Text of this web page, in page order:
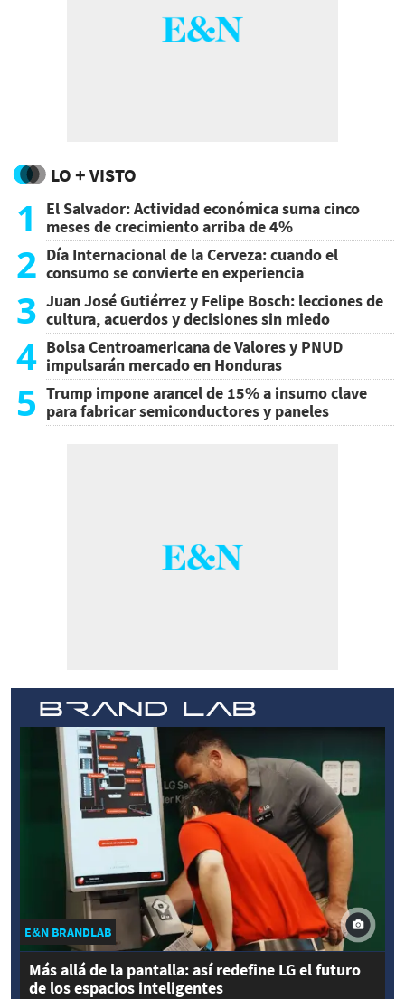
LO + VISTO
1
El Salvador: Actividad económica suma cinco
meses de crecimiento arriba de 4%
2 Día Internacional de la Cerveza: cuando el
consumo se convierte en experiencia
3 Juan José Gutiérrez y Felipe Bosch: lecciones de
cultura, acuerdos y decisiones sin miedo
4 Bolsa Centroamericana de Valores y PNUD
impulsarán mercado en Honduras
5 Trump impone arancel de 15% a insumo clave
para fabricar semiconductores y paneles
E&N BRANDLAB
Más allá de la pantalla: así redefine LG el futuro
de los espacios inteligentes